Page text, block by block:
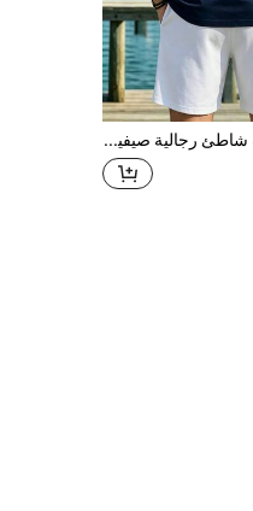
مجموعة شاطئ رجالية صيفية كاجوال، بتصميم فني مستوحى من المحيط، بأسلوب مريح وعصري، بطباعة رسوم خطية لمخلوقات بحرية، بياقة طاقم، قصة مستقيمة، مناسبة للمنزل والمكتب والخارج والمدينة والشارع والحرم الجامعي، بطابع رجعي متعدد الاستخدامات، أنيقة وشخصية ورياضية